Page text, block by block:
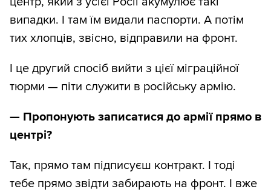
випадки. І там їм видали паспорти. А потім
тих хлопців, звісно, відправили на фронт.
І це другий спосіб вийти з цієї міграційної
тюрми — піти служити в російську армію.
— Пропонують записатися до армії прямо в
центрі?
Так, прямо там підписуєш контракт. І тоді
тебе прямо звідти забирають на фронт. І вже